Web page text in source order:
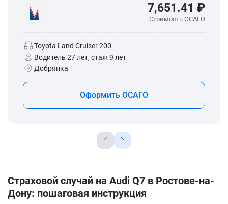
7,651.41 ₽
Стоимость ОСАГО
Toyota Land Cruiser 200
Водитель 27 лет, стаж 9 лет
Добрянка
Оформить ОСАГО
Страховой случай на Audi Q7 в Ростове-на-
Дону: пошаговая инструкция